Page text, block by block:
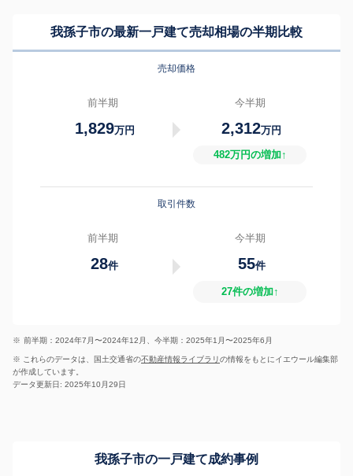
我孫子市の最新一戸建て売却相場の半期比較
売却価格
前半期
1,829万円
今半期
2,312万円
482万円の増加↑
取引件数
前半期
28件
今半期
55件
27件の増加↑
※ 前半期：2024年7月〜2024年12月、今半期：2025年1月〜2025年6月
※ これらのデータは、国土交通省の不動産情報ライブラリの情報をもとにイエウール編集部
が作成しています。
データ更新日: 2025年10月29日
我孫子市の一戸建て成約事例